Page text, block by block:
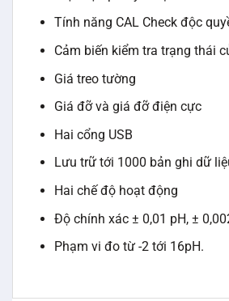
Tính năng CAL Check độc
Cảm biến kiểm tra trạng thái
Giá treo tường
Giá đỡ và giá đỡ điện cực
Hai cổng USB
Lưu trữ tới 1000 bản ghi dữ
Hai chế độ hoạt động
Độ chính xác ± 0,01 pH, ±
Phạm vi đo từ -2 tới 16pH.